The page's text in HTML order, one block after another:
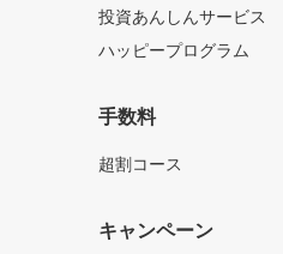
投資あんしんサービス
ハッピープログラム
手数料
超割コース
キャンペーン